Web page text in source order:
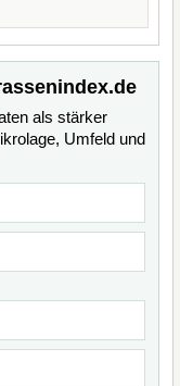
als stärker
Umfeld und